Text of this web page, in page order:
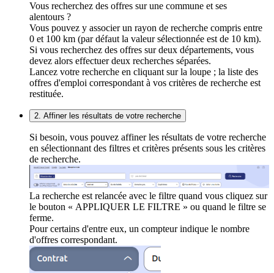
Vous recherchez des offres sur une commune et ses
alentours ?
Vous pouvez y associer un rayon de recherche compris entre
0 et 100 km (par défaut la valeur sélectionnée est de 10 km).
Si vous recherchez des offres sur deux départements, vous
devez alors effectuer deux recherches séparées.
Lancez votre recherche en cliquant sur la loupe ; la liste des
offres d'emploi correspondant à vos critères de recherche est
restituée.
2. Affiner les résultats de votre recherche
Si besoin, vous pouvez affiner les résultats de votre recherche
en sélectionnant des filtres et critères présents sous les critères
de recherche.
La recherche est relancée avec le filtre quand vous cliquez sur
le bouton « APPLIQUER LE FILTRE » ou quand le filtre se
ferme.
Pour certains d'entre eux, un compteur indique le nombre
d'offres correspondant.